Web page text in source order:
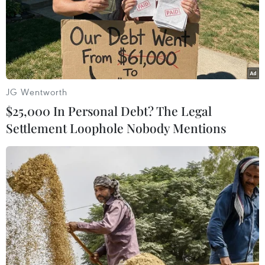
Sri Lanka triển khai quân
đội sau làn sóng vượt ngục
bất thành
07/08/2026 10:35
Thụy Sĩ khó đạt mục tiêu
giảm phát thải khí nhà
kính vào năm 2030
07/08/2026 09:42
Bão Dolphin càn quét các
đảo miền Nam Nhật Bản,
sân bay Okinawa phải
đóng cửa
07/08/2026 09:10
Thái Lan: Ôtô lao vào
trung tâm chăm sóc trẻ
làm khoảng nạn nhân bị
thương
07/08/2026 08:13
JG Wentworth
$25,000 In Personal Debt? The Legal
Settlement Loophole Nobody Mentions